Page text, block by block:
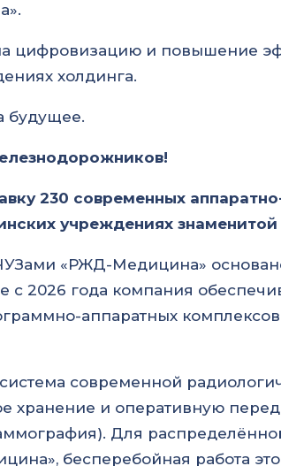
цифровизацию и повышение
холдинга.
будущее.
230 современных
учреждениях знаменитой
«РЖД-Медицина»
с 2026 года компания
аппаратных
современной
хранение и оперативную
Для
бесперебойная работа